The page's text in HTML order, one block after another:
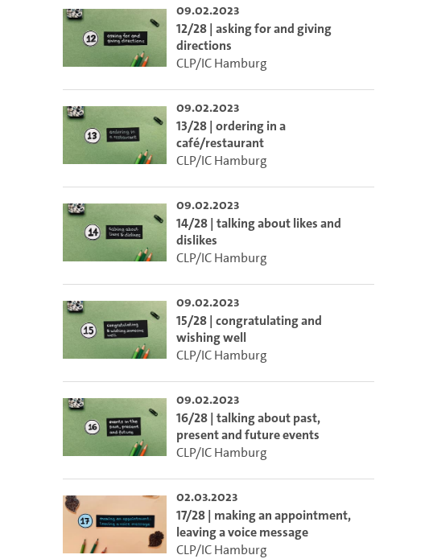
09.02.2023
12/28 | asking for and giving
directions
CLP/IC Hamburg
09.02.2023
13/28 | ordering in a
café/restaurant
CLP/IC Hamburg
09.02.2023
14/28 | talking about likes and
dislikes
CLP/IC Hamburg
09.02.2023
15/28 | congratulating and
wishing well
CLP/IC Hamburg
09.02.2023
16/28 | talking about past,
present and future events
CLP/IC Hamburg
02.03.2023
17/28 | making an appointment,
leaving a voice message
CLP/IC Hamburg